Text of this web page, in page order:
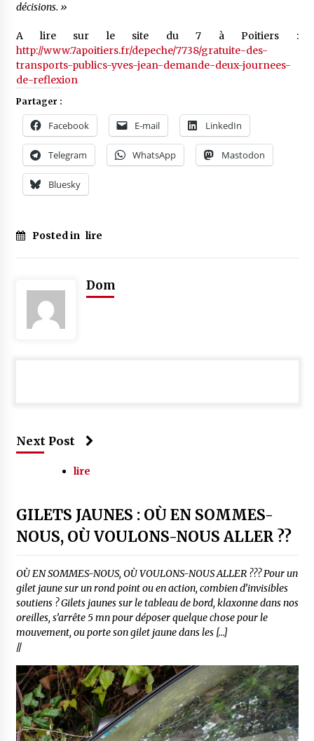
décisions. »
A lire sur le site du 7 à Poitiers :
http://www.7apoitiers.fr/depeche/7738/gratuite-des-
transports-publics-yves-jean-demande-deux-journees-
de-reflexion
Partager :
Facebook E-mail LinkedIn
Telegram WhatsApp Mastodon
Bluesky
Posted in lire
Dom
Next Post
lire
GILETS JAUNES : OÙ EN SOMMES-
NOUS, OÙ VOULONS-NOUS ALLER ??
OÙ EN SOMMES-NOUS, OÙ VOULONS-NOUS ALLER ??? Pour un
gilet jaune sur un rond point ou en action, combien d’invisibles
soutiens ? Gilets jaunes sur le tableau de bord, klaxonne dans nos
oreilles, s’arrête 5 mn pour déposer quelque chose pour le
mouvement, ou porte son gilet jaune dans les […]
//